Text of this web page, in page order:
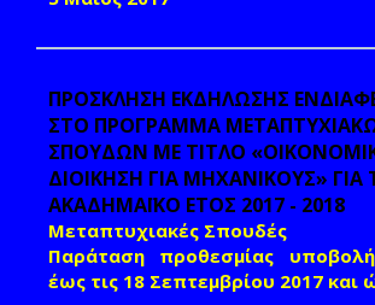
ΠΡΟΣΚΛΗΣΗ ΕΚΔΗΛΩΣΗΣ
ΣΤΟ ΠΡΟΓΡΑΜΜΑ
ΣΠΟΥΔΩΝ ΜΕ ΤΙΤΛΟ
ΔΙΟΙΚΗΣΗ ΓΙΑ ΜΗΧΑΝΙΚΟΥΣ» ΓΙΑ
ΑΚΑΔΗΜΑΪΚΟ ΕΤΟΣ 2017 - 2018
Μεταπτυχιακές Σπουδές
Παράταση προθεσμίας
έως τις 18 Σεπτεμβρίου 2017 και